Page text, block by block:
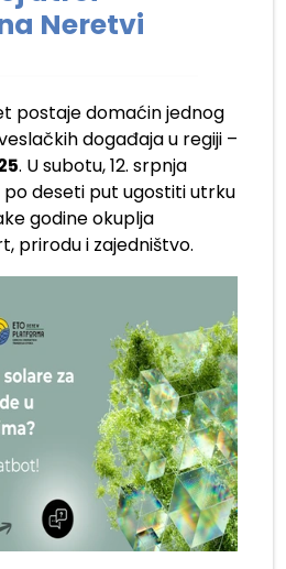
Neretvi
postaje domaćin jednog
događaja u regiji –
. U subotu, 12. srpnja
po deseti put ugostiti utrku
godine okuplja
prirodu i zajedništvo.